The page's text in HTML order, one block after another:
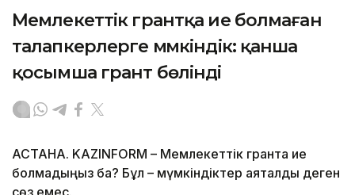
Мемлекеттік грантқа ие болмаған
талапкерлерге мүмкіндік: қанша
қосымша грант бөлінді
АСТАНА. KAZINFORM – Мемлекеттік грантқа ие
болмадыңыз ба? Бұл – мүмкіндіктер аяқталды деген